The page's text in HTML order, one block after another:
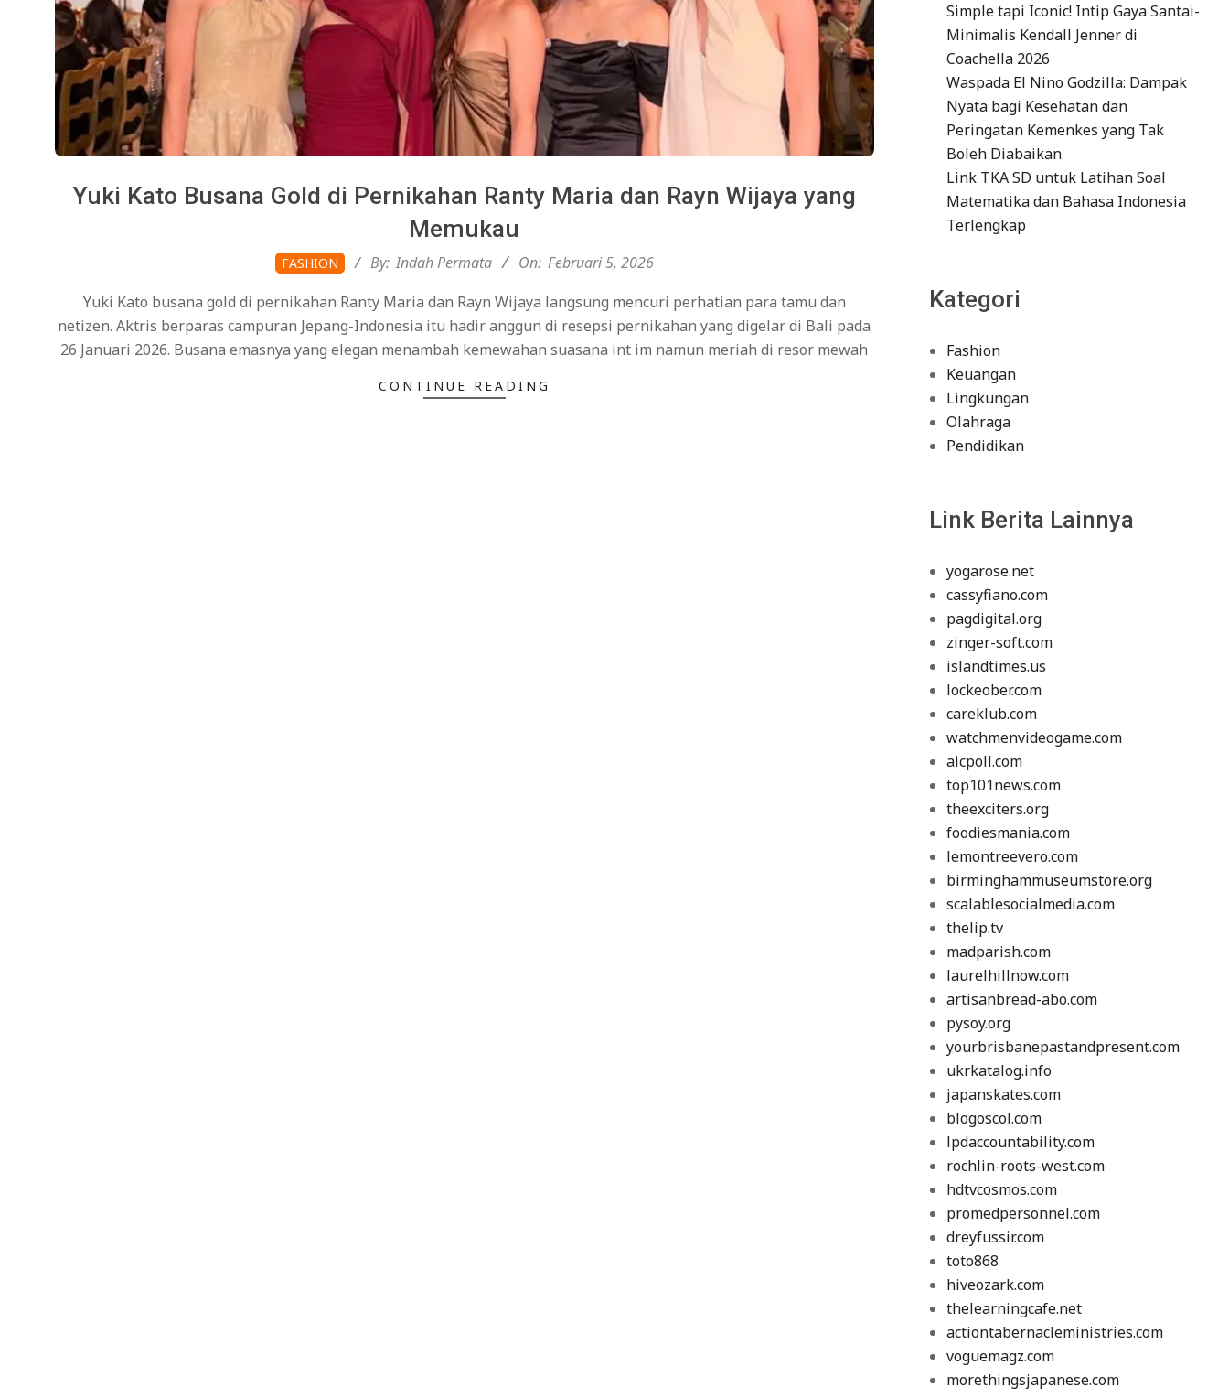
Yuki Kato Busana Gold di Pernikahan Ranty Maria dan Rayn Wijaya yang
Memukau
FASHION By: Indah Permata On: Februari 5, 2026
Yuki Kato busana gold di pernikahan Ranty Maria dan Rayn Wijaya langsung mencuri perhatian para tamu dan
netizen. Aktris berparas campuran Jepang-Indonesia itu hadir anggun di resepsi pernikahan yang digelar di Bali pada
26 Januari 2026. Busana emasnya yang elegan menambah kemewahan suasana int im namun meriah di resor mewah
CONTINUE READING
Simple tapi Iconic! Intip Gaya Santai-
Minimalis Kendall Jenner di
Coachella 2026
Waspada El Nino Godzilla: Dampak
Nyata bagi Kesehatan dan
Peringatan Kemenkes yang Tak
Boleh Diabaikan
Link TKA SD untuk Latihan Soal
Matematika dan Bahasa Indonesia
Terlengkap
Kategori
Fashion
Keuangan
Lingkungan
Olahraga
Pendidikan
Link Berita Lainnya
yogarose.net
cassyfiano.com
pagdigital.org
zinger-soft.com
islandtimes.us
lockeober.com
careklub.com
watchmenvideogame.com
aicpoll.com
top101news.com
theexciters.org
foodiesmania.com
lemontreevero.com
birminghammuseumstore.org
scalablesocialmedia.com
thelip.tv
madparish.com
laurelhillnow.com
artisanbread-abo.com
pysoy.org
yourbrisbanepastandpresent.com
ukrkatalog.info
japanskates.com
blogoscol.com
lpdaccountability.com
rochlin-roots-west.com
hdtvcosmos.com
promedpersonnel.com
dreyfussir.com
toto868
hiveozark.com
thelearningcafe.net
actiontabernacleministries.com
voguemagz.com
morethingsjapanese.com